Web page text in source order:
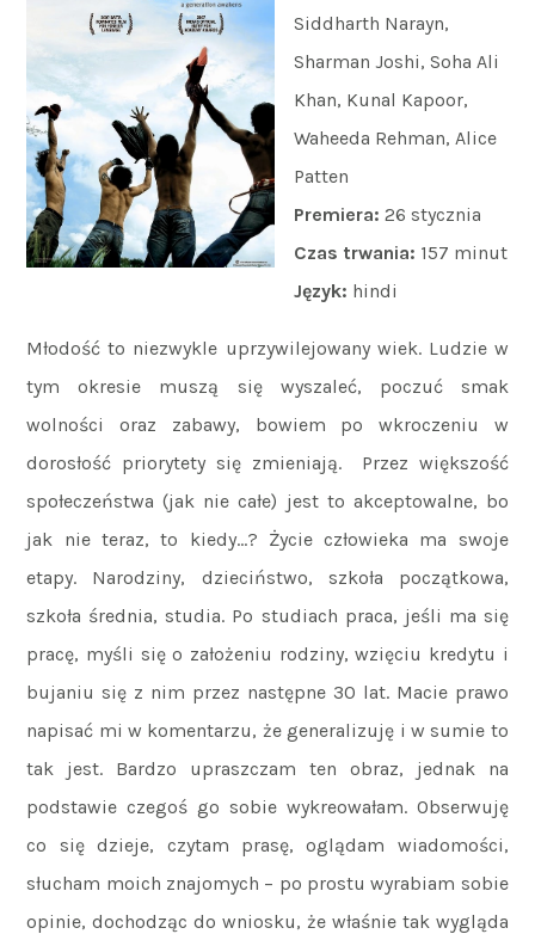
Siddharth Narayn,
Sharman Joshi, Soha Ali
Khan, Kunal Kapoor,
Waheeda Rehman, Alice
Patten
Premiera: 26 stycznia
Czas trwania: 157 minut
Język: hindi
Młodość to niezwykle uprzywilejowany wiek. Ludzie w
tym okresie muszą się wyszaleć, poczuć smak
wolności oraz zabawy, bowiem po wkroczeniu w
dorosłość priorytety się zmieniają. Przez większość
społeczeństwa (jak nie całe) jest to akceptowalne, bo
jak nie teraz, to kiedy…? Życie człowieka ma swoje
etapy. Narodziny, dzieciństwo, szkoła początkowa,
szkoła średnia, studia. Po studiach praca, jeśli ma się
pracę, myśli się o założeniu rodziny, wzięciu kredytu i
bujaniu się z nim przez następne 30 lat. Macie prawo
napisać mi w komentarzu, że generalizuję i w sumie to
tak jest. Bardzo upraszczam ten obraz, jednak na
podstawie czegoś go sobie wykreowałam. Obserwuję
co się dzieje, czytam prasę, oglądam wiadomości,
słucham moich znajomych – po prostu wyrabiam sobie
opinie, dochodząc do wniosku, że właśnie tak wygląda